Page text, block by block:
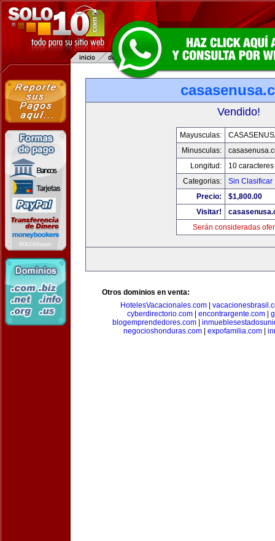
Vendido!
Mayusculas:
Minusculas:
Longitud:
10 caracteres
Categorias:
Sin Clasificar
Precio:
$1,800.00
Visitar!
Serán consideradas
Otros dominios en venta:
HotelesVacacionales.com|
cyberdirectorio.com| encontrargente.com|
blogemprendedores.com
negocioshonduras.com| expofamilia.com|